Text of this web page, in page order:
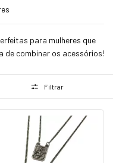
para mulheres que
de combinar os acessórios!
Filtrar